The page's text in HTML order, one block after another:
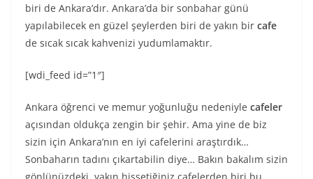
biri de Ankara’dır. Ankara’da bir sonbahar günü
yapılabilecek en güzel şeylerden biri de yakın bir cafe
de sıcak sıcak kahvenizi yudumlamaktır.
[wdi_feed id=”1″]
Ankara öğrenci ve memur yoğunluğu nedeniyle cafeler
açısından oldukça zengin bir şehir. Ama yine de biz
sizin için Ankara’nın en iyi cafelerini araştırdık…
Sonbaharın tadını çıkartabilin diye… Bakın bakalım sizin